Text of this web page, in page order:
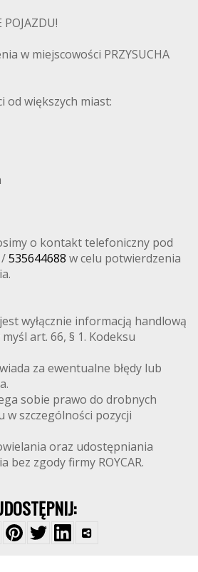
POJAZDU!
w miejscowości PRZYSUCHA
od większych miast:
o kontakt telefoniczny pod
/535644688 w celu potwierdzenia
wyłącznie informacją handlową
art. 66, § 1. Kodeksu
za ewentualne błędy lub
sobie prawo do drobnych
w szczególności pozycji
oraz udostępniania
bez zgody firmy ROYCAR.